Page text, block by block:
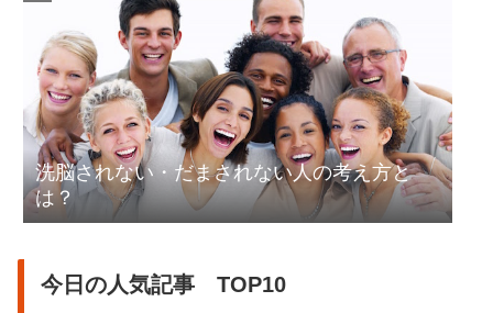
洗脳されない・だまされない人の考え方と
は？
今日の人気記事 TOP10